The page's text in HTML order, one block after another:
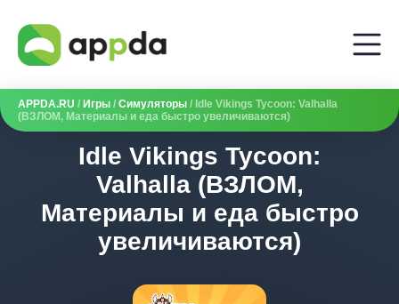
APPDA.RU / Игры / Симуляторы / Idle Vikings Tycoon: Valhalla
(ВЗЛОМ, Материалы и еда быстро увеличиваются)
Idle Vikings Tycoon:
Valhalla (ВЗЛОМ,
Материалы и еда быстро
увеличиваются)